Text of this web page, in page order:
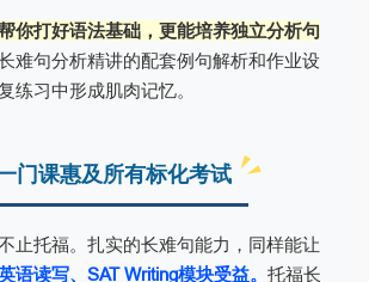
你打好语法基础，更能培养独立分析句
难句分析精讲的配套例句解析和作业设
练习中形成肌肉记忆。
门课惠及所有标化考试
止托福。扎实的长难句能力，同样能让
语读写、SAT Writing模块受益。 托福长